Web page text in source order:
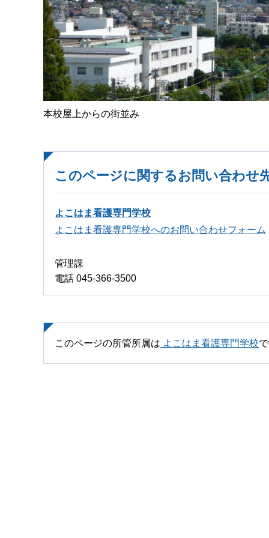
本校屋上からの街並み
このページに関するお問い合わせ
よこはま看護専門学校
よこはま看護専門学校へのお問い合わせフォーム
管理課
電話 045-366-3500
このページの所管所属は よこはま看護専門学校